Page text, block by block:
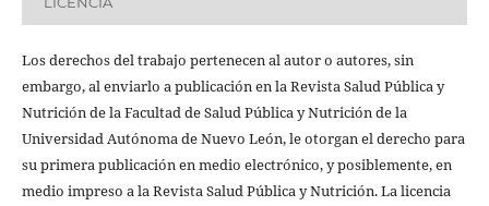
Los derechos del trabajo pertenecen al autor o autores, sin
embargo, al enviarlo a publicación en la Revista Salud Pública y
Nutrición de la Facultad de Salud Pública y Nutrición de la
Universidad Autónoma de Nuevo León, le otorgan el derecho para
su primera publicación en medio electrónico, y posiblemente, en
medio impreso a la Revista Salud Pública y Nutrición. La licencia